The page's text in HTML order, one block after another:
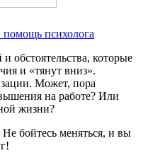
помощь психолога
обстоятельства, которые
и «тянут вниз».
Может, пора
на работе? Или
жизни?
бойтесь меняться, и вы